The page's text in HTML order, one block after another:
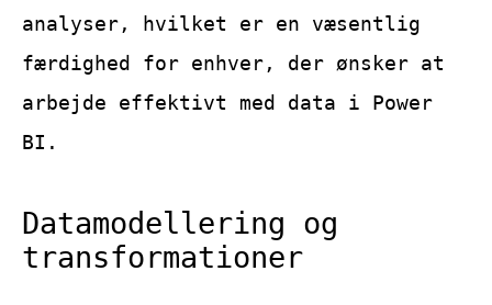
analyser, hvilket er en væsentlig
færdighed for enhver, der ønsker at
arbejde effektivt med data i Power
BI.
Datamodellering og
transformationer